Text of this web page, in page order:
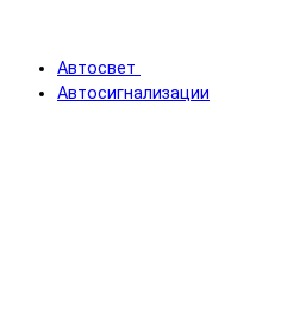
Автосвет
Автосигнализации